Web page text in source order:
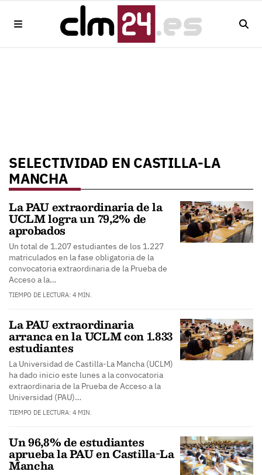
SELECTIVIDAD EN CASTILLA-LA
MANCHA
La PAU extraordinaria de la
UCLM logra un 79,2% de
aprobados
Un total de 1.207 estudiantes de los 1.227
matriculados en la fase obligatoria de la
convocatoria extraordinaria de la Prueba de
Acceso a la…
TIEMPO DE LECTURA: 4 MIN.
La PAU extraordinaria
arranca en la UCLM con 1.833
estudiantes
La Universidad de Castilla-La Mancha (UCLM)
ha dado inicio este lunes a la convocatoria
extraordinaria de la Prueba de Acceso a la
Universidad (PAU)…
TIEMPO DE LECTURA: 4 MIN.
Un 96,8% de estudiantes
aprueba la PAU en Castilla-La
Mancha